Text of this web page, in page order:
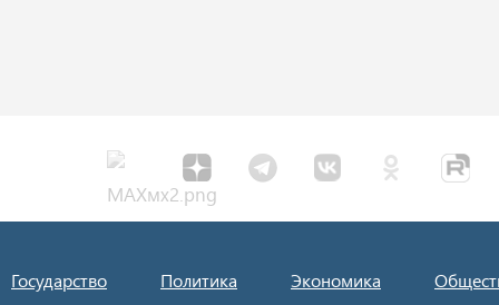
Государство Политика Экономика